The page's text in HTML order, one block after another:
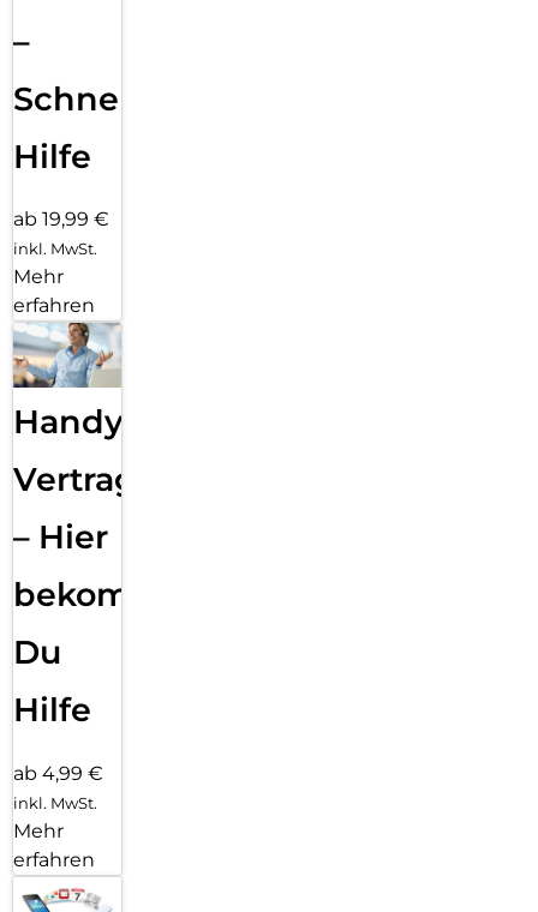
–
Schnelle
Hilfe
ab 19,99 €
inkl. MwSt.
Mehr
erfahren
Handy
Vertragsabwicklung
– Hier
bekommst
Du
Hilfe
ab 4,99 €
inkl. MwSt.
Mehr
erfahren